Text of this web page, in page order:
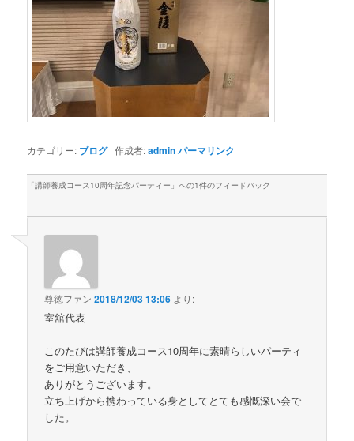
カテゴリー: ブログ作成者:adminパーマリンク
「講師養成コース10周年記念パーティー 」への1件のフィードバック
尊徳ファン 2018/12/03 13:06 より:
室舘代表
このたびは講師養成コース10周年に素晴らしいパーティ
をご用意いただき、
ありがとうございます。
立ち上げから携わっている身としてとても感慨深い会で
した。